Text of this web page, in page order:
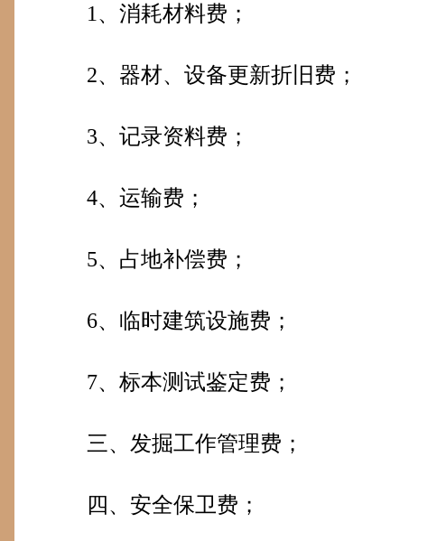
1 、消耗材料费；
2、器材、设备更新折旧费；
3、记录资料费；
4、运输费；
5、占地补偿费；
6、临时建筑设施费；
7、标本测试鉴定费；
三、发掘工作管理费；
四、安全保卫费；